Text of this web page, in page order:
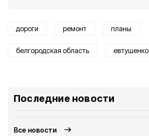
дороги ремонт планы
белгородская область евтушенко
Последние новости
Все новости